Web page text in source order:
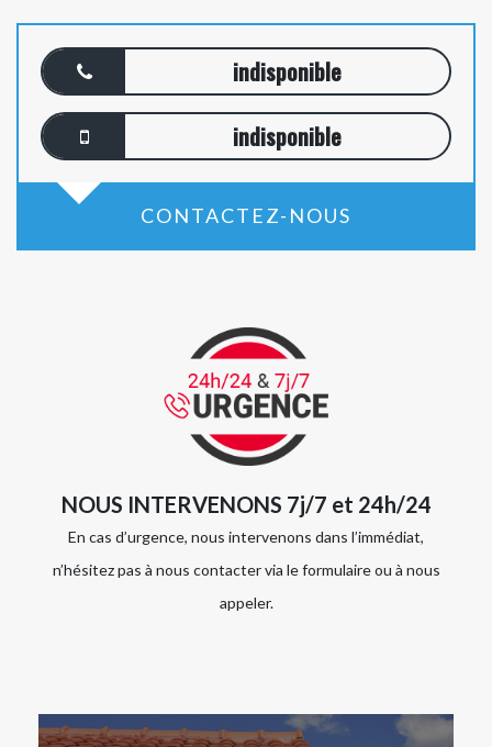
indisponible
indisponible
CONTACTEZ-NOUS
NOUS INTERVENONS 7j/7 et 24h/24
En cas d’urgence, nous intervenons dans l’immédiat,
n’hésitez pas à nous contacter via le formulaire ou à nous
appeler.